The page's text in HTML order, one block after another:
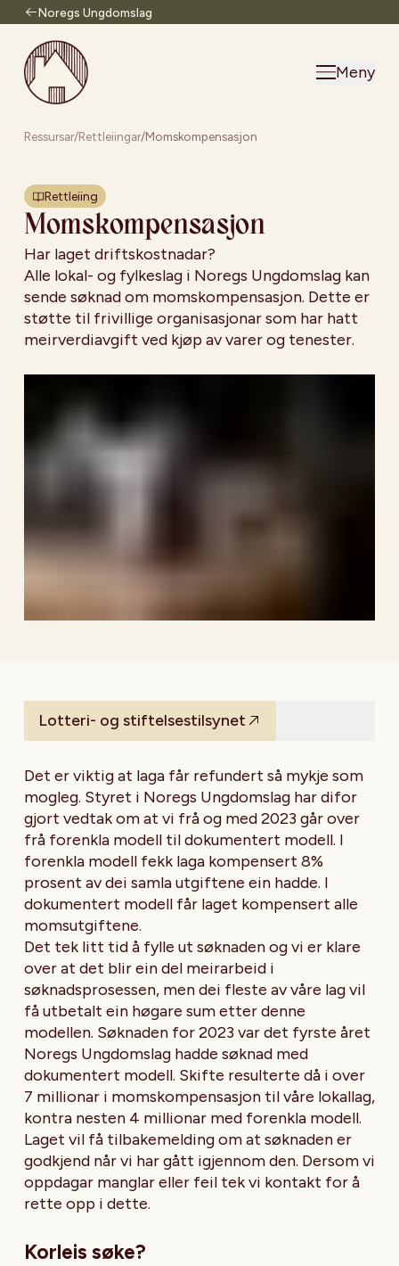
Noregs Ungdomslag
Til forsiden
Meny
Ressursar/Rettleiingar/Momskompensasjon
Rettleiing
Momskompensasjon
Har laget driftskostnadar?
Alle lokal- og fylkeslag i Noregs Ungdomslag kan
sende søknad om momskompensasjon. Dette er
støtte til frivillige organisasjonar som har hatt
meirverdiavgift ved kjøp av varer og tenester.
Lotteri- og stiftelsestilsynet
Det er viktig at laga får refundert så mykje som
mogleg. Styret i Noregs Ungdomslag har difor
gjort vedtak om at vi frå og med 2023 går over
frå forenkla modell til dokumentert modell. I
forenkla modell fekk laga kompensert 8%
prosent av dei samla utgiftene ein hadde. I
dokumentert modell får laget kompensert alle
momsutgiftene.
Det tek litt tid å fylle ut søknaden og vi er klare
over at det blir ein del meirarbeid i
søknadsprosessen, men dei fleste av våre lag vil
få utbetalt ein høgare sum etter denne
modellen. Søknaden for 2023 var det fyrste året
Noregs Ungdomslag hadde søknad med
dokumentert modell. Skifte resulterte då i over
7 millionar i momskompensasjon til våre lokallag,
kontra nesten 4 millionar med forenkla modell.
Laget vil få tilbakemelding om at søknaden er
godkjend når vi har gått igjennom den. Dersom vi
oppdagar manglar eller feil tek vi kontakt for å
rette opp i dette.
Korleis søke?